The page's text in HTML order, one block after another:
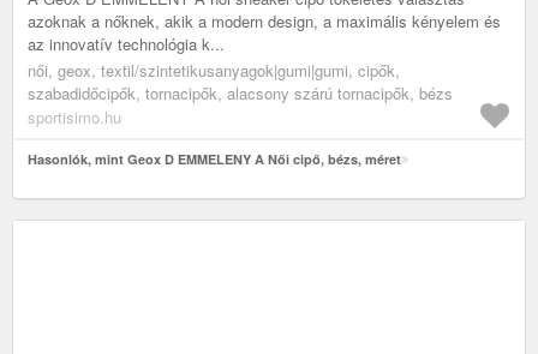
azoknak a nőknek, akik a modern design, a maximális kényelem és
az innovatív technológia k...
női, geox, textil/szintetikusanyagok|gumi|gumi, cipők,
szabadidőcipők, tornacipők, alacsony szárú tornacipők, bézs
sportisimo.hu
Hasonlók, mint Geox D EMMELENY A Női cipő, bézs, méret